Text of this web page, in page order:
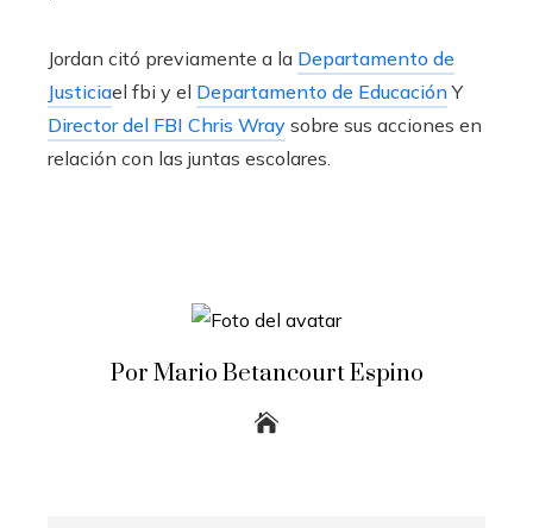
Jordan citó previamente a la Departamento de
Justiciael fbi y el Departamento de EducaciónY
Director del FBI Chris Wray sobre sus acciones en
relación con las juntas escolares.
Por Mario Betancourt Espino